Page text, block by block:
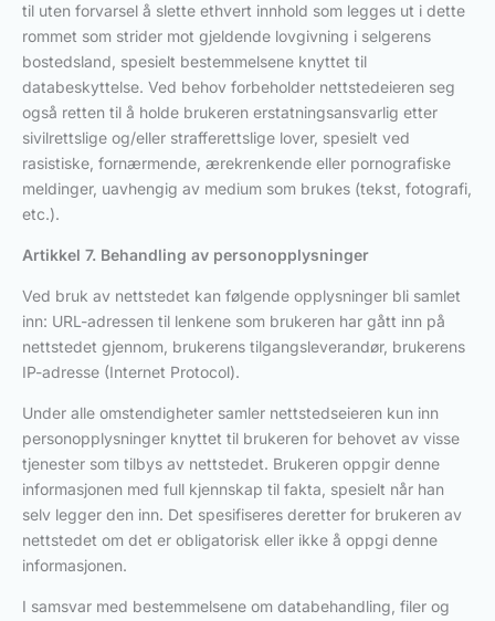
til uten forvarsel å slette ethvert innhold som legges ut i dette
rommet som strider mot gjeldende lovgivning i selgerens
bostedsland, spesielt bestemmelsene knyttet til
databeskyttelse. Ved behov forbeholder nettstedeieren seg
også retten til å holde brukeren erstatningsansvarlig etter
sivilrettslige og/eller strafferettslige lover, spesielt ved
rasistiske, fornærmende, ærekrenkende eller pornografiske
meldinger, uavhengig av medium som brukes (tekst, fotografi,
etc.).
Artikkel 7. Behandling av personopplysninger
Ved bruk av nettstedet kan følgende opplysninger bli samlet
inn: URL-adressen til lenkene som brukeren har gått inn på
nettstedet gjennom, brukerens tilgangsleverandør, brukerens
IP-adresse (Internet Protocol).
Under alle omstendigheter samler nettstedseieren kun inn
personopplysninger knyttet til brukeren for behovet av visse
tjenester som tilbys av nettstedet. Brukeren oppgir denne
informasjonen med full kjennskap til fakta, spesielt når han
selv legger den inn. Det spesifiseres deretter for brukeren av
nettstedet om det er obligatorisk eller ikke å oppgi denne
informasjonen.
I samsvar med bestemmelsene om databehandling, filer og